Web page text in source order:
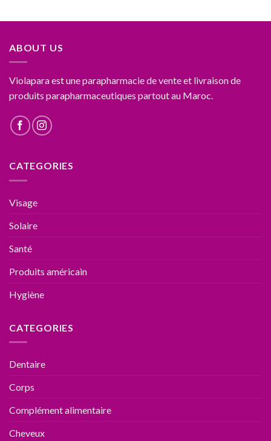
ABOUT US
Violapara est une parapharmacie de vente et livraison de
produits parapharmaceutiques partout au Maroc.
CATEGORIES
Visage
Solaire
Santé
Produits américain
Hygiène
CATEGORIES
Dentaire
Corps
Complément alimentaire
Cheveux